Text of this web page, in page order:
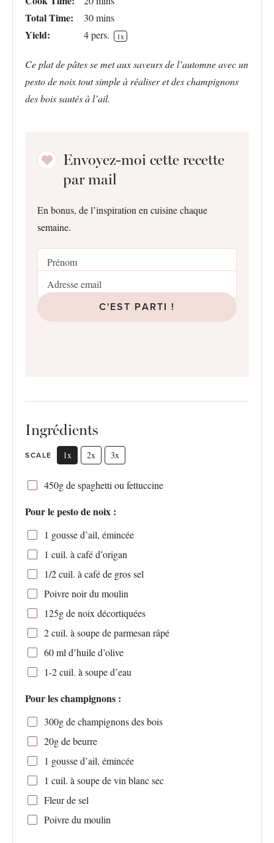
Total Time: 30 mins
Yield: 4pers. 1x
Ce plat de pâtes se met aux saveurs de l’automne avec un
pesto de noix tout simple à réaliser et des champignons
des bois sautés à l’ail.
Envoyez-moi cette recette
par mail
En bonus, de l’inspiration en cuisine chaque
semaine.
C'EST PARTI !
Ingrédients
SCALE 1x 2x 3x
450gde spaghetti ou fettuccine
Pour le pesto de noix :
1 gousse d’ail, émincée
1 cuil. à café d’origan
1/2cuil. à café de gros sel
Poivre noir du moulin
125gde noix décortiquées
2cuil. à soupe de parmesan râpé
60ml d’huile d’olive
1-2cuil. à soupe d’eau
Pour les champignons :
300gde champignons des bois
20gde beurre
1 gousse d’ail, émincée
1 cuil. à soupe de vin blanc sec
Fleur de sel
Poivre du moulin